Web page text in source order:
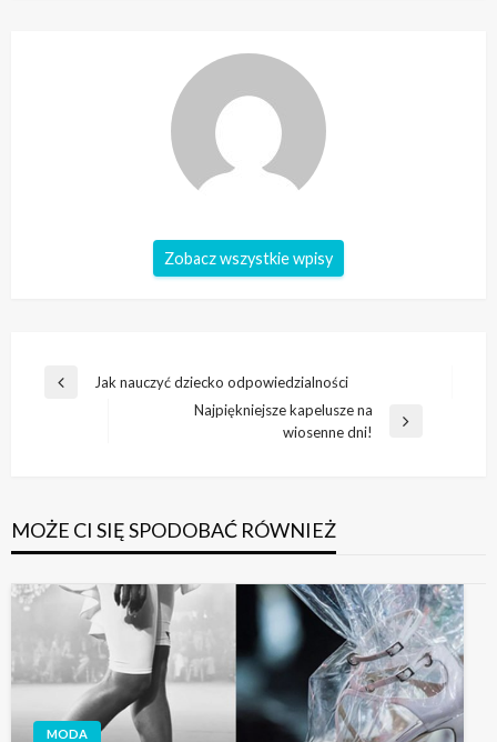
Zobacz wszystkie wpisy
Nawigacja
Poprzedni
Jak nauczyć dziecko odpowiedzialności
Najpiękniejsze kapelusze na
wiosenne dni!
MOŻE CI SIĘ SPODOBAĆ RÓWNIEŻ
MODA